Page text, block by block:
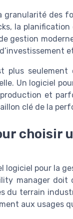
granularité des
la
gestion
plus
Un logiciel
et
clé de la
choisir
logiciel pour la
manager
du terrain
aux usages